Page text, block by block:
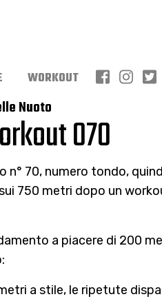
WORKOUT
Nuoto
070
n° 70, numero tondo,
750 metri dopo un
a piacere di 200
a stile, le ripetute